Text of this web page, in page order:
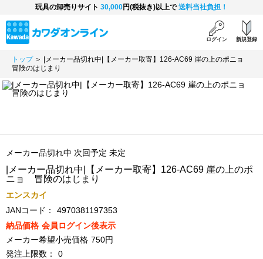
玩具の卸売りサイト 30,000円(税抜き)以上で送料当社負担！
ログイン 新規登録
トップ＞ |メーカー品切れ中|【メーカー取寄】126-AC69 崖の上のポニョ
冒険のはじまり
メーカー品切れ中 次回予定 未定
|メーカー品切れ中|【メーカー取寄】126-AC69 崖の上のポ
ニョ 冒険のはじまり
エンスカイ
JANコード：
4970381197353
納品価格 会員ログイン後表示
メーカー希望小売価格 750円
発注上限数：
0